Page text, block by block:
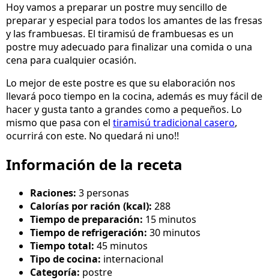
Hoy vamos a preparar un postre muy sencillo de
preparar y especial para todos los amantes de las fresas
y las frambuesas. El tiramisú de frambuesas es un
postre muy adecuado para finalizar una comida o una
cena para cualquier ocasión.
Lo mejor de este postre es que su elaboración nos
llevará poco tiempo en la cocina, además es muy fácil de
hacer y gusta tanto a grandes como a pequeños. Lo
mismo que pasa con el tiramisú tradicional casero,
ocurrirá con este. No quedará ni uno!!
Información de la receta
Raciones: 3 personas
Calorías por ración (kcal): 288
Tiempo de preparación: 15 minutos
Tiempo de refrigeración: 30 minutos
Tiempo total: 45 minutos
Tipo de cocina: internacional
Categoría: postre